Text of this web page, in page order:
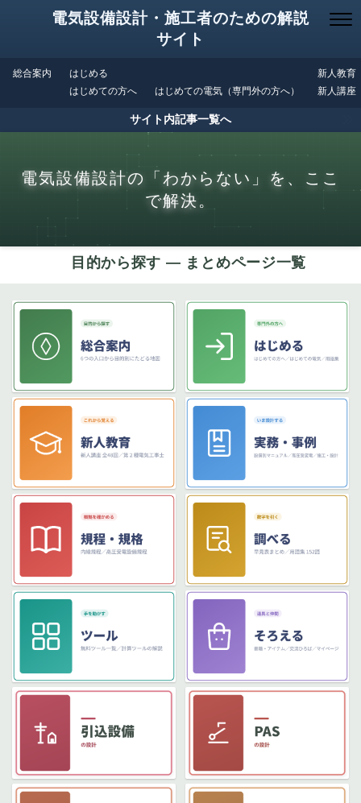
電気設備設計・施工者のための解説
サイト
総合案内
はじめる
はじめての方へ
はじめての電気（専門外の方へ）
新人教育
新人講座
サイト内記事一覧へ
電気設備設計の「わからない」を、ここ
で解決。